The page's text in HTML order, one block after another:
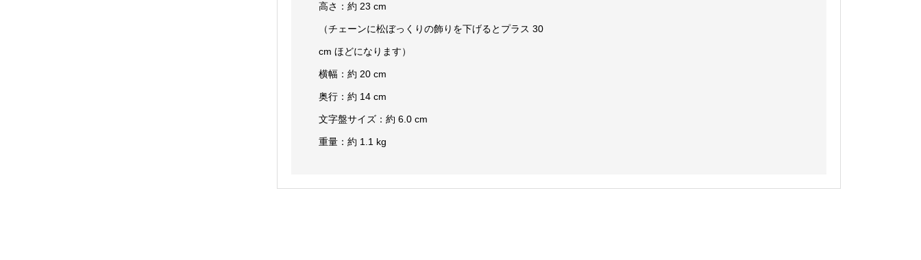
高さ：約 23 cm
（チェーンに松ぼっくりの飾りを下げるとプラス 30
cm ほどになります）
横幅：約 20 cm
奥行：約 14 cm
文字盤サイズ：約 6.0 cm
重量：約 1.1 kg